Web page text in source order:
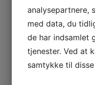
Dozerblad til Timan 3330
og 3400
LÆS MERE
analysepartnere,
med data, du
de har indsamlet
tjenester. Ved at
samtykke til